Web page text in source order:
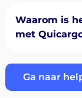
Waarom is
met
Ga naar